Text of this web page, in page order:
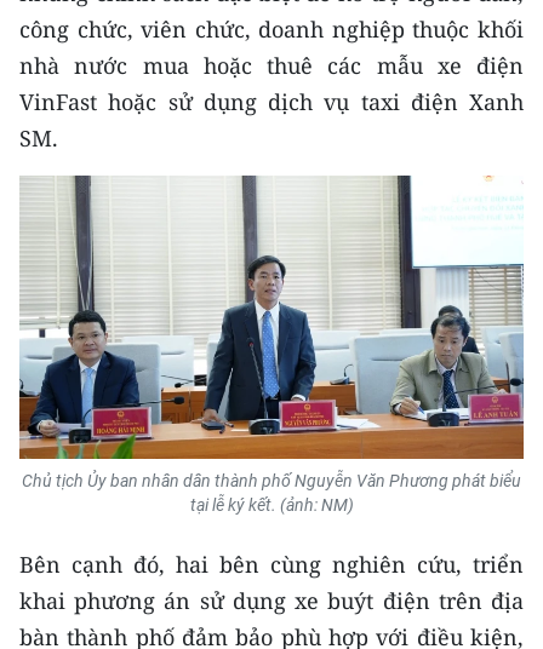
Media Thế giới
Media Thể thao
Media Giáo dục
Media Y tế
Media Khoa học - Công nghệ
Media Môi trường
Ảnh
Infographic
TIN MỚI
Trung du và miền núi phía Bắc
công chức, viên chức, doanh nghiệp thuộc khối
nhà nước mua hoặc thuê các mẫu xe điện
VinFast hoặc sử dụng dịch vụ taxi điện Xanh
SM.
Chủ tịch Ủy ban nhân dân thành phố Nguyễn Văn Phương phát biểu
tại lễ ký kết. (ảnh: NM)
Bên cạnh đó, hai bên cùng nghiên cứu, triển
khai phương án sử dụng xe buýt điện trên địa
bàn thành phố đảm bảo phù hợp với điều kiện,